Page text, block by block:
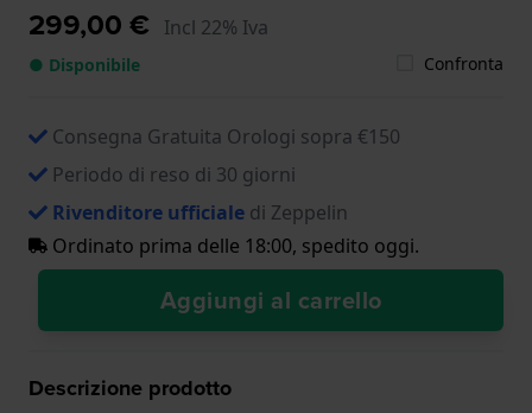
299,00 € Incl 22% Iva
● Disponibile Confronta
Consegna Gratuita Orologi sopra €150
Periodo di reso di 30 giorni
Rivenditore ufficiale di Zeppelin
Ordinato prima delle 18:00, spedito oggi.
Aggiungi al carrello
Descrizione prodotto